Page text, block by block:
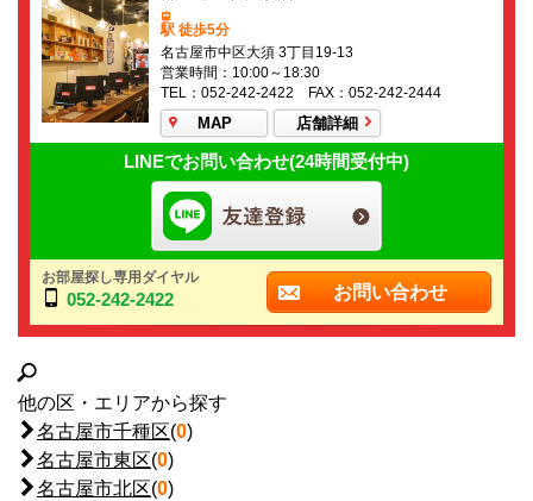
駅 徒歩5分
名古屋市中区大須 3丁目19-13
営業時間：10:00～18:30
TEL：052-242-2422 FAX：052-242-2444
MAP 店舗詳細
LINEでお問い合わせ(24時間受付中)
お部屋探し専用ダイヤル
052-242-2422 お問い合わせ
他の区・エリアから探す
名古屋市千種区(0)
名古屋市東区(0)
名古屋市北区(0)